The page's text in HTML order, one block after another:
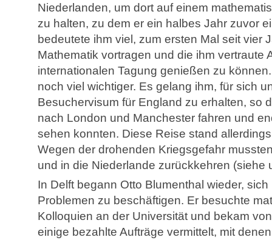
Niederlanden, um dort auf einem
zu halten, zu dem er ein halbes Jahr zuvor
bedeutete ihm viel, zum ersten Mal seit vier
Mathematik vortragen und die ihm vertraute
internationalen Tagung genießen zu
noch viel wichtiger. Es gelang ihm, für sich
Besuchervisum für England zu erhalten, so
nach London und Manchester fahren und
sehen konnten. Diese Reise stand
Wegen der drohenden Kriegsgefahr
und in die Niederlande zurückkehren (siehe
In Delft begann Otto Blumenthal wieder,
Problemen zu beschäftigen. Er besuchte
Kolloquien an der Universität und bekam
einige bezahlte Aufträge vermittelt, mit